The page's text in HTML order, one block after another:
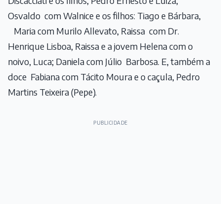
Osvaldo com Walnice e os filhos: Tiago e Bárbara,
Maria com Murilo Allevato, Raissa com Dr.
Henrique Lisboa, Raissa e a jovem Helena com o
noivo, Luca; Daniela com Júlio Barbosa. E, também a
doce Fabiana com Tácito Moura e o caçula, Pedro
Martins Teixeira (Pepe).
PUBLICIDADE